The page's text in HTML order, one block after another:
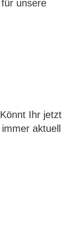
unsere
Ihr jetzt
aktuell